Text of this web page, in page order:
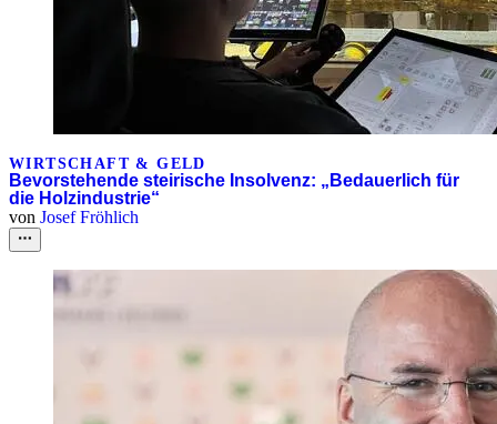
WIRTSCHAFT & GELD
Bevorstehende steirische Insolvenz: „Bedauerlich für
die Holzindustrie“
von Josef Fröhlich